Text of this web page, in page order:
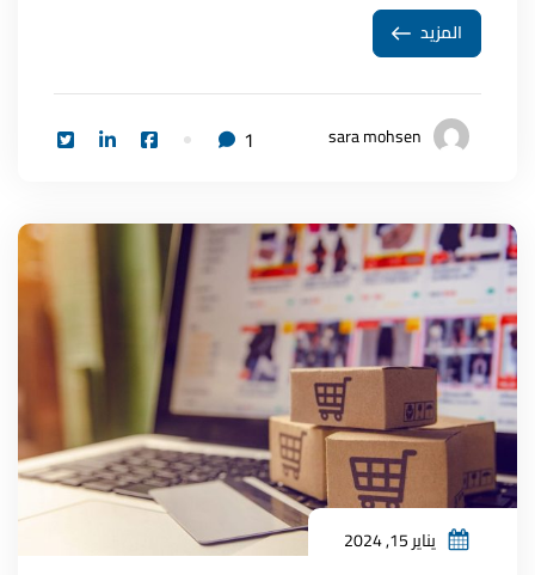
المزيد
sara mohsen
1
يناير 15, 2024